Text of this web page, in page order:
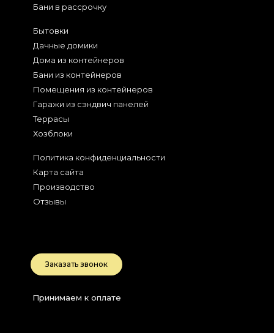
Бани в рассрочку
Бытовки
Дачные домики
Дома из контейнеров
Бани из контейнеров
Помещения из контейнеров
Гаражи из сэндвич панелей
Террасы
Хозблоки
Политика конфиденциальности
Карта сайта
Производство
Отзывы
Заказать звонок
Принимаем к оплате